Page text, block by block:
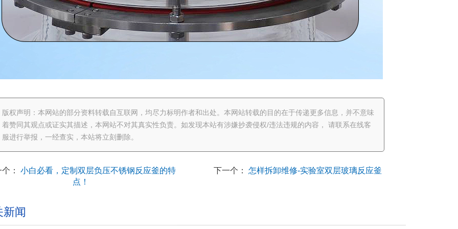
版权声明：本网站的部分资料转载自互联网，均尽力标明作者和出处。本网站转载的目的在于传递更多信息，并不意味
着赞同其观点或证实其描述，本网站不对其真实性负责。如发现本站有涉嫌抄袭侵权/违法违规的内容， 请联系在线客
服进行举报，一经查实，本站将立刻删除。
个：小白必看，定制双层负压不锈钢反应釜的特
点！
下一个： 怎样拆卸维修-实验室双层玻璃反应釜
新闻